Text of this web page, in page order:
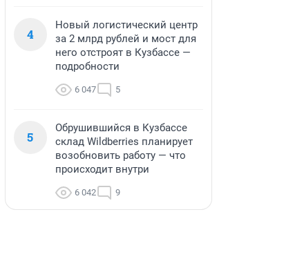
4
Новый логистический центр
за 2 млрд рублей и мост для
него отстроят в Кузбассе —
подробности
6 047 5
5
Обрушившийся в Кузбассе
склад Wildberries планирует
возобновить работу — что
происходит внутри
6 042 9